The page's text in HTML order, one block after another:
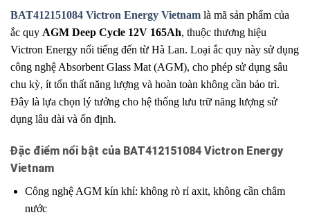
BAT412151084 Victron Energy Vietnam là mã sản phẩm của
ắc quy AGM Deep Cycle 12V 165Ah, thuộc thương hiệu
Victron Energy nổi tiếng đến từ Hà Lan. Loại ắc quy này sử dụng
công nghệ Absorbent Glass Mat (AGM), cho phép sử dụng sâu
chu kỳ, ít tổn thất năng lượng và hoàn toàn không cần bảo trì.
Đây là lựa chọn lý tưởng cho hệ thống lưu trữ năng lượng sử
dụng lâu dài và ổn định.
Đặc điểm nổi bật của BAT412151084 Victron Energy
Vietnam
Công nghệ AGM kín khí: không rò rỉ axit, không cần châm
nước